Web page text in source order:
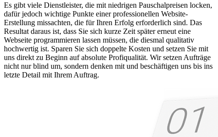
Es gibt viele Dienstleister, die mit niedrigen Pauschalpreisen locken,
dafür jedoch wichtige Punkte einer professionellen Website-
Erstellung missachten, die für Ihren Erfolg erforderlich sind. Das
Resultat daraus ist, dass Sie sich kurze Zeit später erneut eine
Webseite programmieren lassen müssen, die diesmal qualitativ
hochwertig ist. Sparen Sie sich doppelte Kosten und setzen Sie mit
uns direkt zu Beginn auf absolute Profiqualität. Wir setzen Aufträge
nicht nur blind um, sondern denken mit und beschäftigen uns bis ins
letzte Detail mit Ihrem Auftrag.